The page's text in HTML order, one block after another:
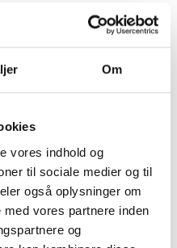
Om
vores indhold og
til sociale medier og til
også oplysninger om
vores partnere inden
og
har drevet
hvor de
som
stalde,
over et top-
nyeste